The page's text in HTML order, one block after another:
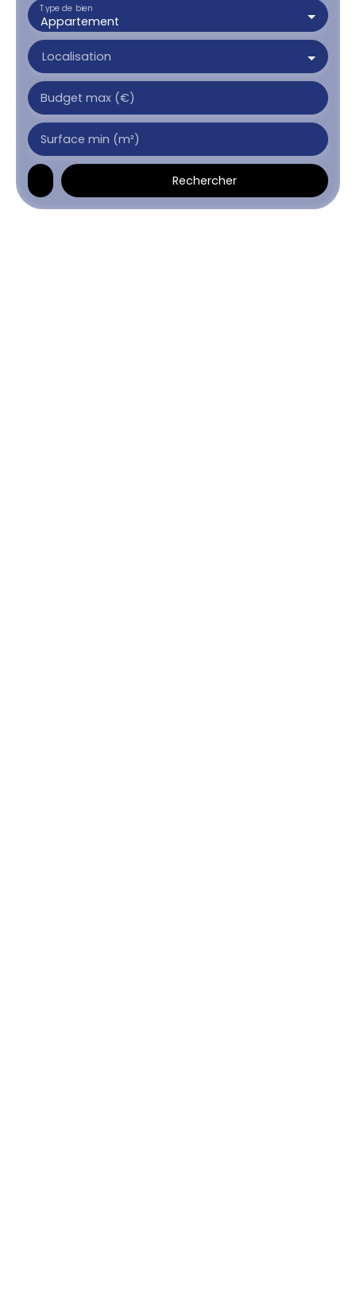
Appartement
Type de bien
Localisation
Budget max (€)
Surface min (m²)
Rechercher